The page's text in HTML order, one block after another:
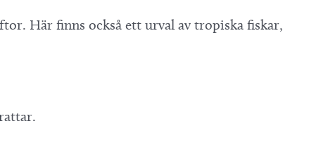
Här finns också ett urval av tropiska fiskar,